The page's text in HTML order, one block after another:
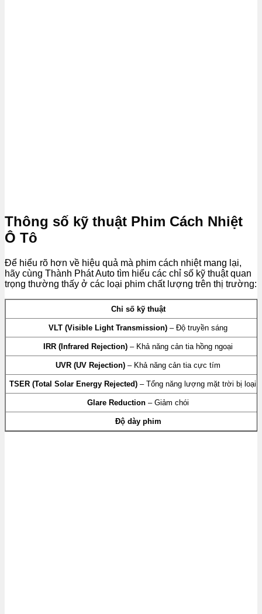
Thông số kỹ thuật Phim Cách Nhiệt
Ô Tô
Để hiểu rõ hơn về hiệu quả mà phim cách nhiệt mang lại,
hãy cùng Thành Phát Auto tìm hiểu các chỉ số kỹ thuật quan
trọng thường thấy ở các loại phim chất lượng trên thị trường:
Chỉ số kỹ thuật
VLT (Visible Light Transmission) – Độ truyền sáng
IRR (Infrared Rejection) – Khả năng cản tia hồng ngoại
UVR (UV Rejection) – Khả năng cản tia cực tím
TSER (Total Solar Energy Rejected) – Tổng năng lượng mặt trời bị loại
Glare Reduction – Giảm chói
Độ dày phim